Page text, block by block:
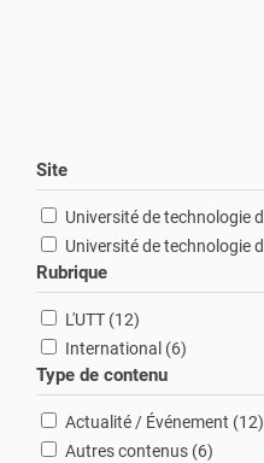
Site
Université de technologie
Université de technologie
Rubrique
L'UTT (12résultats
)
International (6résultats
)
Type de contenu
Actualité / Événement (12)
Autres contenus (6résultats
)